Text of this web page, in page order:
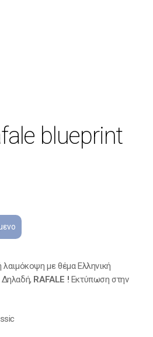
blueprint
με θέμα Ελληνική
RAFALE ! Εκτύπωση στην